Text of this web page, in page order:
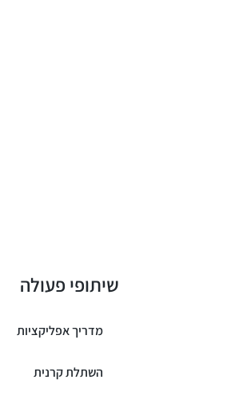
שיתופי פעולה
מדריך אפליקציות
השתלת קרנית